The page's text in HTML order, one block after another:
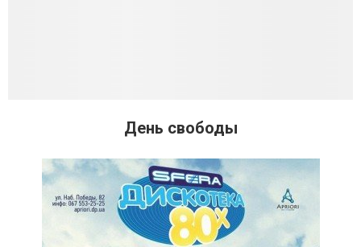
День свободы